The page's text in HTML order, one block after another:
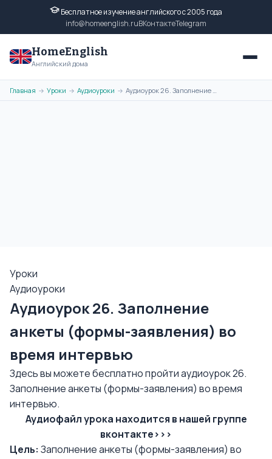
Бесплатное изучение английского с 2005 года
info@homeenglish.ruВКонтактеTelegram
HomeEnglish
Английский дома
Главная → Уроки → Аудиоуроки → Аудиоурок 26. Заполнение анкеты (формы-заявления) во время интервью
Уроки
Аудиоуроки
Аудиоурок 26. Заполнение
анкеты (формы-заявления) во
время интервью
Здесь вы можете бесплатно пройти аудиоурок 26.
Заполнение анкеты (формы-заявления) во время
интервью.
Аудиофайл урока находится в нашей группе
вконтакте>>>
Цель: Заполнение анкеты (формы-заявления) во